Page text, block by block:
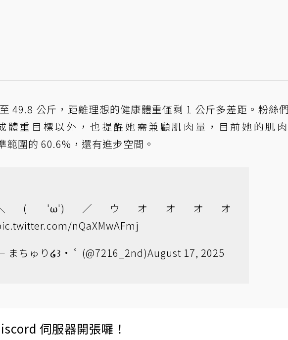
49.8 公斤，距離理想的健康體重僅剩 1 公斤多差距。粉絲
體重目標以外，也提醒她需兼顧肌肉量，目前她的肌
範圍的 60.6%，還有進步空間。
( 'ω')／ウオオオオ
nQaXMwAFmj
まちゅり໒꒱· ﾟ (@7216_2nd)August 17, 2025
伺服器開張囉！